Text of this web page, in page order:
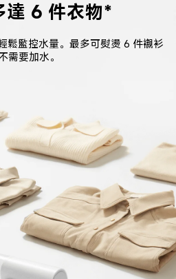
達 6 件衣物*
鬆監控水量。最多可熨燙 6 件襯衫
需要加水。